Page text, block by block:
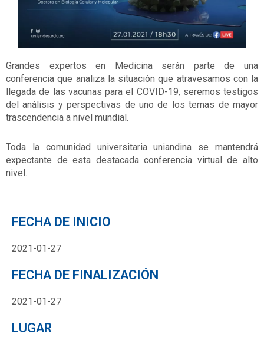
Grandes expertos en Medicina serán parte de una
conferencia que analiza la situación que atravesamos con la
llegada de las vacunas para el COVID-19, seremos testigos
del análisis y perspectivas de uno de los temas de mayor
trascendencia a nivel mundial.
Toda la comunidad universitaria uniandina se mantendrá
expectante de esta destacada conferencia virtual de alto
nivel.
FECHA DE INICIO
2021-01-27
FECHA DE FINALIZACIÓN
2021-01-27
LUGAR